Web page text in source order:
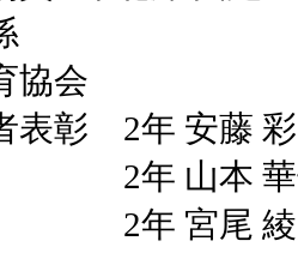
協会
彰 2年 安藤 彩
本 華
尾 綾